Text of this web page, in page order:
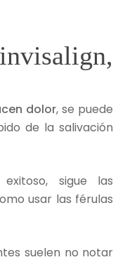
dolor, se puede
de la salivación
sigue las
usar las férulas
suelen no notar